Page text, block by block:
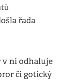
řada
v ní odhaluje
či gotický